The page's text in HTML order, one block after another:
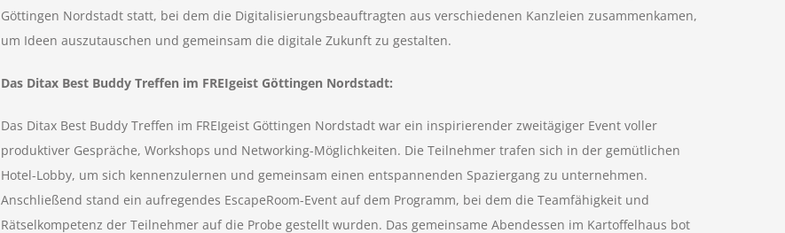
Göttingen Nordstadt statt, bei dem die Digitalisierungsbeauftragten aus verschiedenen Kanzleien zusammenkamen,
um Ideen auszutauschen und gemeinsam die digitale Zukunft zu gestalten.
Das Ditax Best Buddy Treffen im FREIgeist Göttingen Nordstadt:
Das Ditax Best Buddy Treffen im FREIgeist Göttingen Nordstadt war ein inspirierender zweitägiger Event voller
produktiver Gespräche, Workshops und Networking-Möglichkeiten. Die Teilnehmer trafen sich in der gemütlichen
Hotel-Lobby, um sich kennenzulernen und gemeinsam einen entspannenden Spaziergang zu unternehmen.
Anschließend stand ein aufregendes EscapeRoom-Event auf dem Programm, bei dem die Teamfähigkeit und
Rätselkompetenz der Teilnehmer auf die Probe gestellt wurden. Das gemeinsame Abendessen im Kartoffelhaus bot